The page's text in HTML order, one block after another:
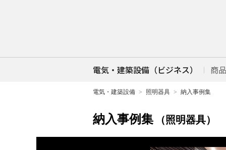
電気・建築設備（ビジネス） 商
電気・建築設備 照明器具 納入事例集
納入事例集 （照明器具）